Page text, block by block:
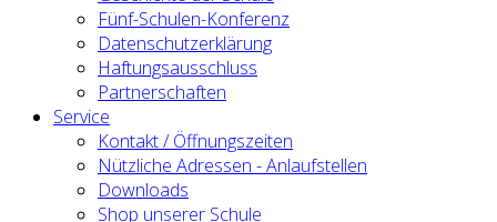
Fünf-Schulen-Konferenz
Datenschutzerklärung
Haftungsausschluss
Partnerschaften
Service
Kontakt / Öffnungszeiten
Nützliche Adressen - Anlaufstellen
Downloads
Shop unserer Schule